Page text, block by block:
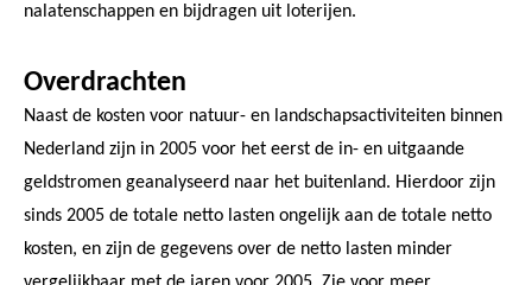
nalatenschappen en bijdragen uit loterijen.
Overdrachten
Naast de kosten voor natuur- en landschapsactiviteiten binnen
Nederland zijn in 2005 voor het eerst de in- en uitgaande
geldstromen geanalyseerd naar het buitenland. Hierdoor zijn
sinds 2005 de totale netto lasten ongelijk aan de totale netto
kosten, en zijn de gegevens over de netto lasten minder